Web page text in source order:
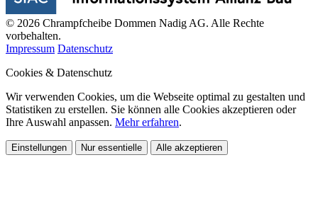
© 2026 Chrampfcheibe Dommen Nadig AG. Alle Rechte
vorbehalten.
Impressum Datenschutz
Cookies & Datenschutz
Wir verwenden Cookies, um die Webseite optimal zu gestalten und
Statistiken zu erstellen. Sie können alle Cookies akzeptieren oder
Ihre Auswahl anpassen. Mehr erfahren.
Einstellungen Nur essentielle Alle akzeptieren